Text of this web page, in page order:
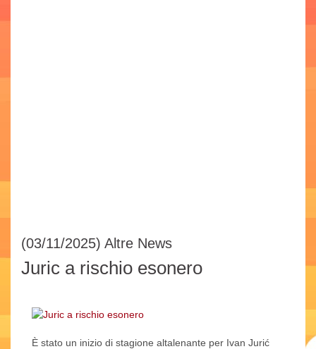
(03/11/2025) Altre News
Juric a rischio esonero
È stato un inizio di stagione altalenante per Ivan Jurić